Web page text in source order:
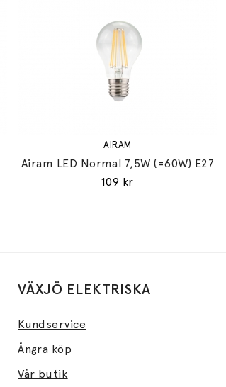
AIRAM
Airam LED Normal 7,5W (=60W) E27
109 kr
VÄXJÖ ELEKTRISKA
Kundservice
Ångra köp
Vår butik